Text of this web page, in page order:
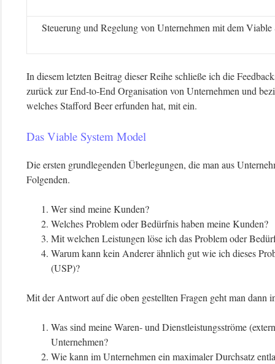
Steuerung und Regelung von Unternehmen mit dem
In diesem letzten Beitrag dieser Reihe schließe ich die
zurück zur End-to-End Organisation von Unternehmen und
welches Stafford Beer erfunden hat, mit ein.
Das Viable System Model
Die ersten grundlegenden Überlegungen, die man aus
Folgenden.
Wer sind meine Kunden?
Welches Problem oder Bedürfnis haben meine Kunden?
Mit welchen Leistungen löse ich das Problem oder
Warum kann kein Anderer ähnlich gut wie ich dieses
(USP)?
Mit der Antwort auf die oben gestellten Fragen geht man dann
Was sind meine Waren- und Dienstleistungsströme
Unternehmen?
Wie kann im Unternehmen ein maximaler Durchsatz